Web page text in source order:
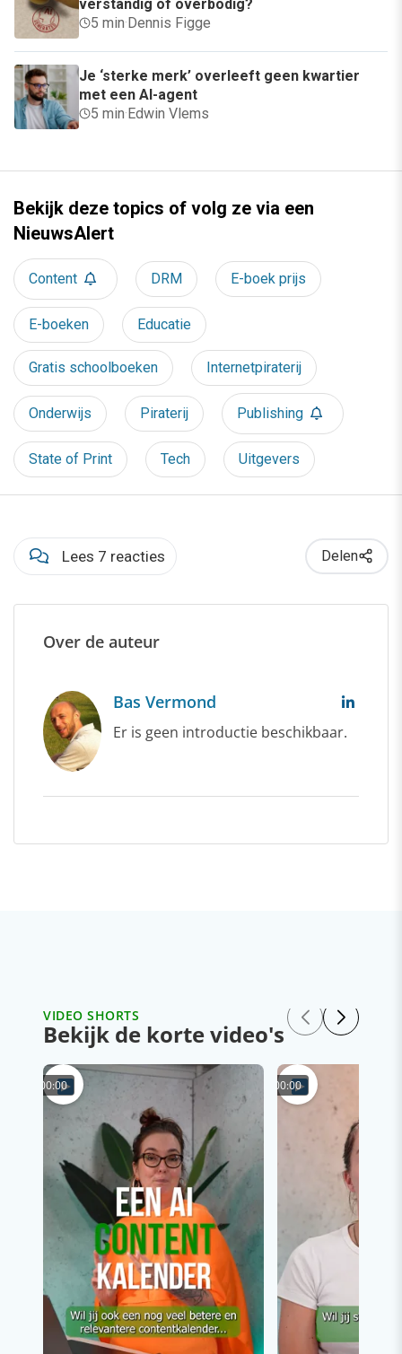
verstandig of overbodig?
5 min·Dennis Figge
Je ‘sterke merk’ overleeft geen kwartier
met een AI-agent
5 min·Edwin Vlems
Bekijk deze topics of volg ze via een
NieuwsAlert
Content DRM E-boek prijs
E-boeken Educatie
Gratis schoolboeken Internetpiraterij
Onderwijs Piraterij Publishing
State of Print Tech Uitgevers
Lees 7 reacties Delen
Over de auteur
Bas Vermond
Er is geen introductie beschikbaar.
VIDEO SHORTS
Bekijk de korte video's
00:00 00:00